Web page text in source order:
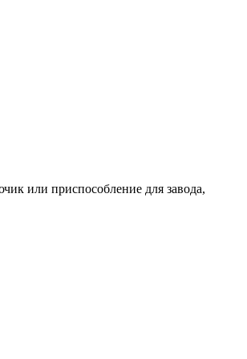
или приспособление для завода,